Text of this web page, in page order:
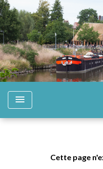
menu
Cette page